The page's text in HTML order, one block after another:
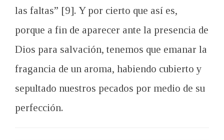
las faltas” [9]. Y por cierto que así es,
porque a fin de aparecer ante la presencia de
Dios para salvación, tenemos que emanar la
fragancia de un aroma, habiendo cubierto y
sepultado nuestros pecados por medio de su
perfección.